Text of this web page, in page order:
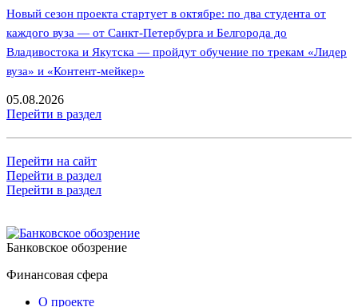
Новый сезон проекта стартует в октябре: по два студента от
каждого вуза — от Санкт-Петербурга и Белгорода до
Владивостока и Якутска — пройдут обучение по трекам «Лидер
вуза» и «Контент-мейкер»
05.08.2026
Перейти в раздел
Перейти на сайт
Перейти в раздел
Перейти в раздел
Банковское обозрение
Финансовая сфера
О проекте